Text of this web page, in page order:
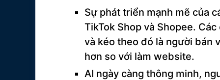
Sự phát triển mạnh mẽ của
TikTok Shop và Shopee.
và kéo theo đó là người bán
hơn so với làm website.
AI ngày càng thông minh,